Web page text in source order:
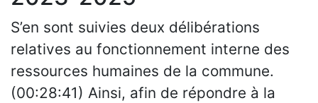
S’en sont suivies deux délibérations
relatives au fonctionnement interne des
ressources humaines de la commune.
(00:28:41) Ainsi, afin de répondre à la